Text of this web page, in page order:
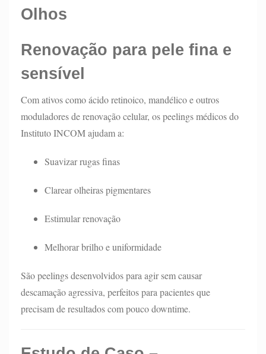
Olhos
Renovação para pele fina e
sensível
Com ativos como ácido retinoico, mandélico e outros
moduladores de renovação celular, os peelings médicos do
Instituto INCOM ajudam a:
Suavizar rugas finas
Clarear olheiras pigmentares
Estimular renovação
Melhorar brilho e uniformidade
São peelings desenvolvidos para agir sem causar
descamação agressiva, perfeitos para pacientes que
precisam de resultados com pouco downtime.